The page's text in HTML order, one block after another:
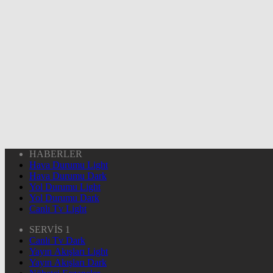
HABERLER
Hava Durumu Light
Hava Durumu Dark
Yol Durumu Light
Yol Durumu Dark
Canlı Tv Light
SERVİS 1
Canlı Tv Dark
Yayın Akışları Light
Yayın Akışları Dark